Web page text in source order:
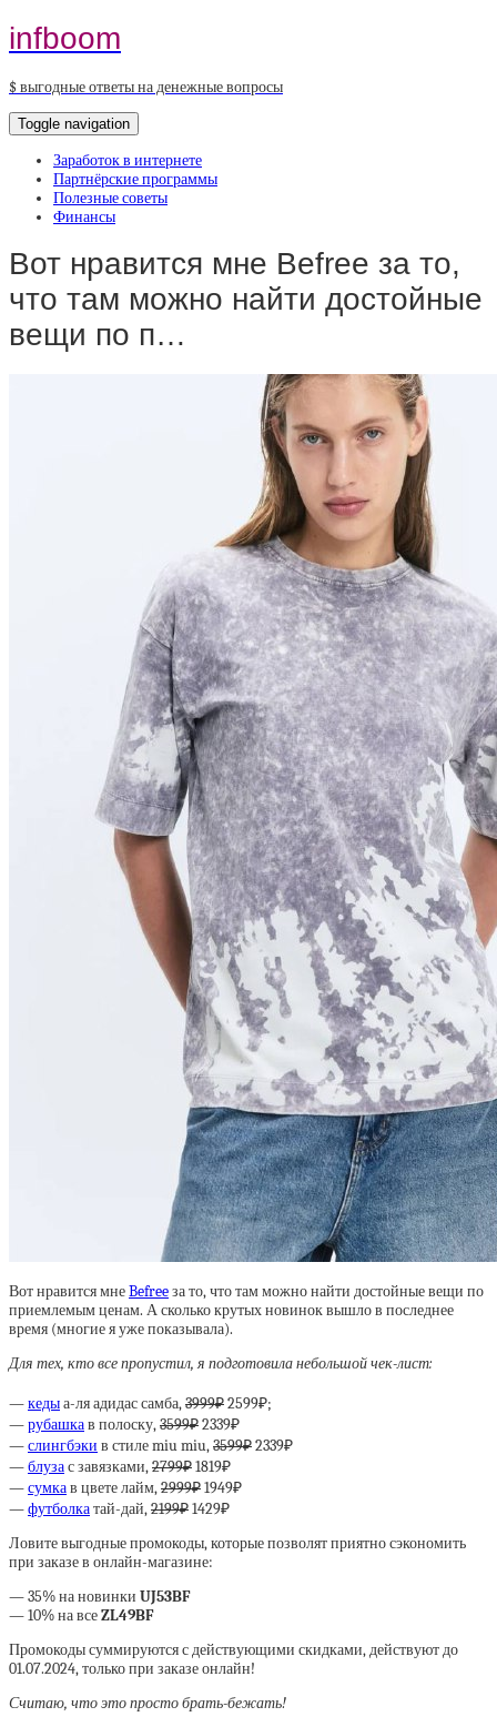
infboom
$ выгодные ответы на денежные вопросы
Toggle navigation
Заработок в интернете
Партнёрские программы
Полезные советы
Финансы
Вот нравится мне Befree за то,
что там можно найти достойные
вещи по п…
Вот нравится мнеBefreeза то, что там можно найти достойные вещи по
приемлемым ценам. А сколько крутых новинок вышло в последнее
время (многие я уже показывала).
Для тех, кто все пропустил, я подготовила небольшой чек-лист:
—кедыа-ля адидас самба,3999₽2599₽;
—рубашкав полоску,3599₽2339₽
—слингбэки в стиле miu miu,3599₽2339₽
—блузас завязками,2799₽1819₽
—сумкав цвете лайм,2999₽1949₽
—футболкатай-дай,2199₽1429₽
Ловите выгодные промокоды, которые позволят приятно сэкономить
при заказе в онлайн-магазине:
— 35% на новинки UJ53BF
— 10% на всеZL49BF
Промокоды суммируются с действующими скидками, действуют до
01.07.2024, только при заказе онлайн!
Считаю, что это просто брать-бежать!